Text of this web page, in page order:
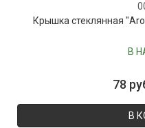
Крышка стеклянная
В
78
В